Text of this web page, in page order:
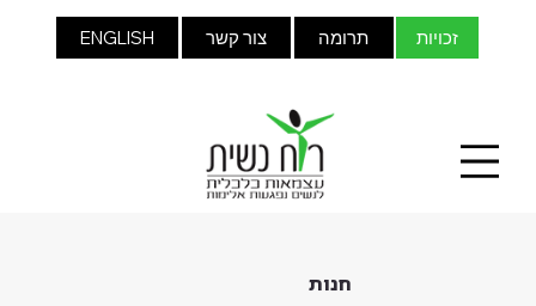
ENGLISH צור קשר תרומה זכויות
חנות